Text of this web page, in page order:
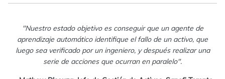
"Nuestro estado objetivo es conseguir que un agente de
aprendizaje automático identifique el fallo de un activo, que
luego sea verificado por un ingeniero, y después realizar una
serie de acciones que ocurran en paralelo".